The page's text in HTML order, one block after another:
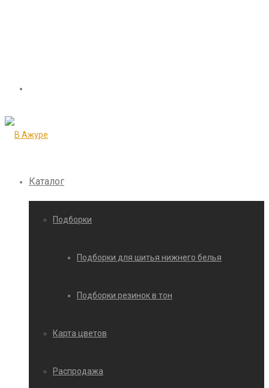
Каталог
Подборки
Подборки для шитья нижнего белья
Подборки резинок в тон
Карта цветов
Распродажа